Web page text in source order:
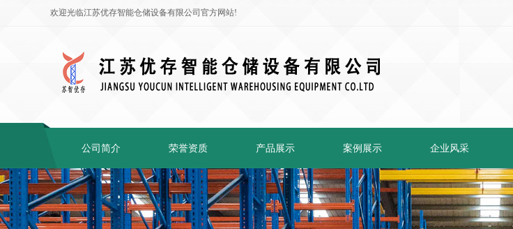
欢迎光临江苏优存智能仓储设备有限公司官方网站!
公司简介 荣誉资质 产品展示 案例展示 企业风采